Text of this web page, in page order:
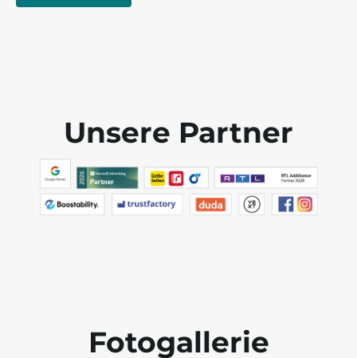
Unsere Partner
Fotogallerie